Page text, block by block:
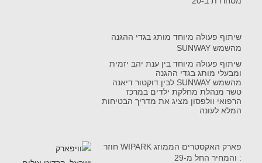
שיתוף פעולה מיוחד מותג בגדי ההגנה
מהשמש SUNWAY
שיתוף פעולה מיוחד בין ענת יהב יזמית
ומבעלי מותג בגדי ההגנה
מהשמש SUNWAY לבין דוקטור דיאנה
טשר מנהלת מחלקת ילדים במרכז
הרפואי וולפסון מציג את מדריך הבטיחות
המלא לעונה
פארק האקסטרים הממוזג WIPARK חוזר
: והמחיר החל מ-29